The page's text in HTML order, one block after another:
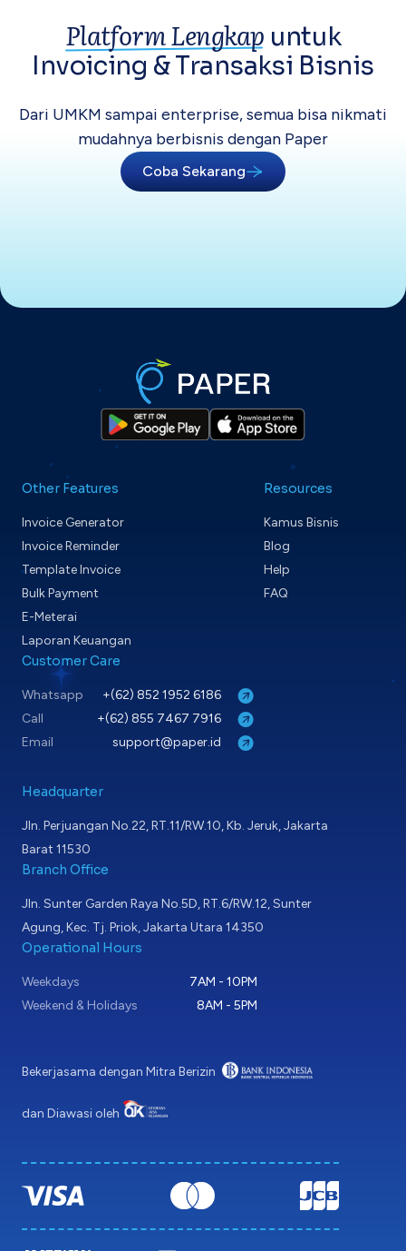
Platform Lengkap untuk
Invoicing &Transaksi Bisnis
Dari UMKM sampai enterprise, semua bisa nikmati
mudahnya berbisnis dengan Paper
Coba Sekarang
Other Features
Invoice Generator
Invoice Reminder
Template Invoice
Bulk Payment
E-Meterai
Laporan Keuangan
Resources
Kamus Bisnis
Blog
Help
FAQ
Customer Care
Whatsapp
+(62) 852 1952 6186
Call
+(62) 855 7467 7916
Email
support@paper.id
Headquarter
Jln. Perjuangan No.22, RT.11/RW.10, Kb. Jeruk, Jakarta
Barat 11530
Branch Office
Jln. Sunter Garden Raya No.5D, RT.6/RW.12, Sunter
Agung, Kec. Tj. Priok, Jakarta Utara 14350
Operational Hours
Weekdays
7AM - 10PM
Weekend & Holidays
8AM - 5PM
Bekerjasama dengan Mitra Berizin
dan Diawasi oleh